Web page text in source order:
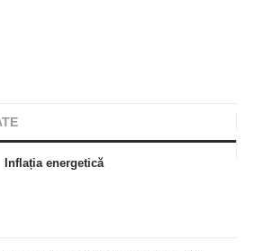
Inflația energetică